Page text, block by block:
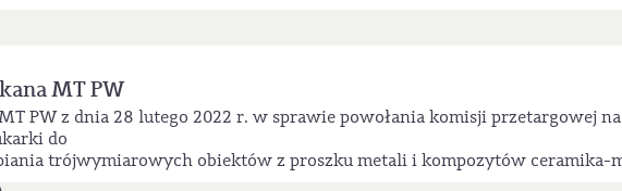
MT PW
PW z dnia 28 lutego 2022 r. w sprawie powołania komisji przetargowej na
do
trójwymiarowych obiektów z proszku metali i kompozytów ceramika-